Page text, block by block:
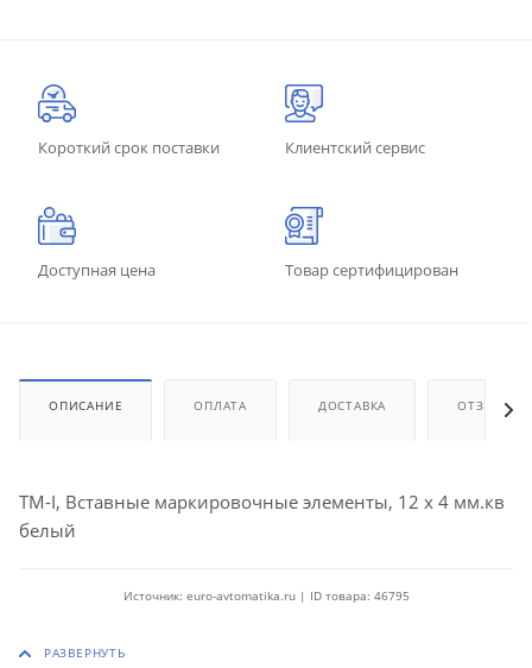
Короткий срок поставки Клиентский сервис
Доступная цена Товар сертифицирован
ОПИСАНИЕ ОПЛАТА ДОСТАВКА ОТЗЫВЫ
TM-I, Вставные маркировочные элементы, 12 x 4 мм.кв
белый
Источник: euro-avtomatika.ru | ID товара: 46795